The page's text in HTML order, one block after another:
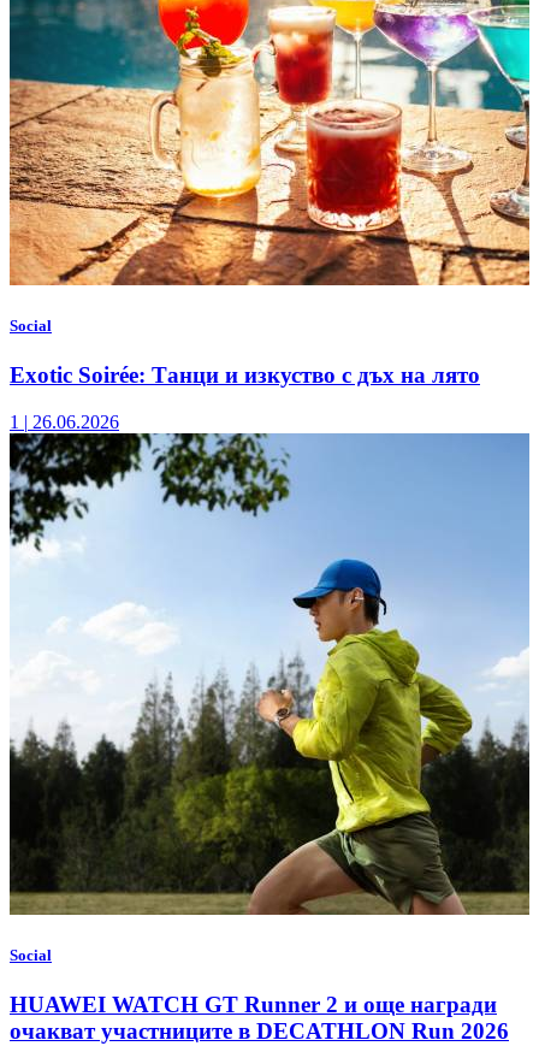
Social
Exotic Soirée: Танци и изкуство с дъх на лято
1 | 26.06.2026
Social
HUAWEI WATCH GT Runner 2 и още награди
очакват участниците в DECATHLON Run 2026